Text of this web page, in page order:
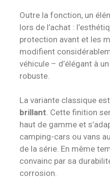
Outre la fonction, un
lors de l’achat :
protection avant et les
modifient
véhicule – d’élégant à
robuste.
La variante classique est
brillant. Cette finition
haut de gamme et
camping-cars ou vans
de la série. En même
convainc par sa
corrosion.